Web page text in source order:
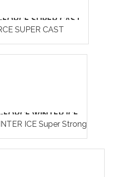
SUPER CAST
SUPER CAST
WINTER ICE
ICE Super Strong